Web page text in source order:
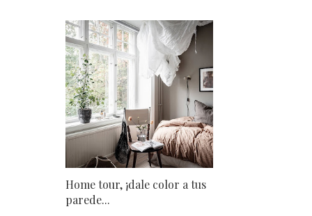
Home tour, ¡dale color a tus
parede...